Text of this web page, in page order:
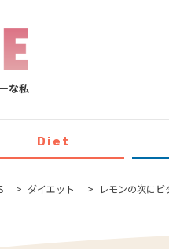
Diet
ダイエット レモンの次に